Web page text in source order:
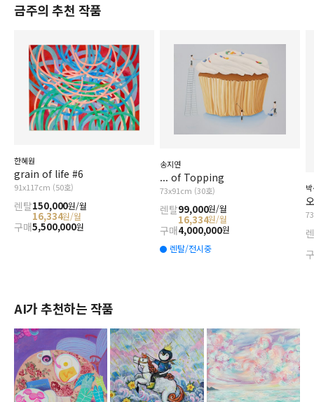
금주의 추천 작품
한혜원
grain of life #6
91x117cm (50호)
렌탈150,000원/월
16,334원/월
구매5,500,000원
송지연
... of Topping
73x91cm (30호)
렌탈99,000원/월
16,334원/월
구매4,000,000원
렌탈/전시중
AI가 추천하는 작품